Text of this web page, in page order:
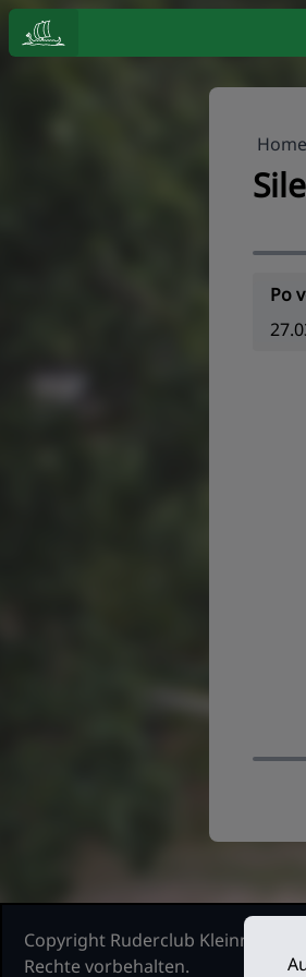
Home
Sile
Po
Copyright Ruderclub
Rechte vorbehalten.